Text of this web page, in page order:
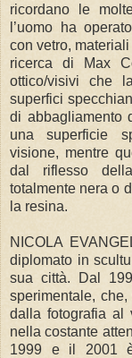
ricordano le
l’uomo ha
con vetro,
ricerca di Max
ottico/visivi che
superfici
di abbagliamento
una superficie
visione, mentre
dal riflesso
totalmente nera o
la resina.
NICOLA
diplomato in
sua città. Dal
sperimentale,
dalla fotografia al
nella costante
1999 e il 2001